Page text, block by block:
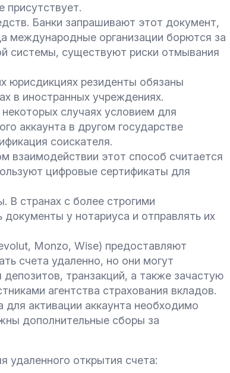
присутствует.
Банки запрашивают этот документ,
международные организации борются за
системы, существуют риски отмывания
юрисдикциях резиденты обязаны
в иностранных учреждениях.
случаях условием для
аккаунта в другом государстве
соискателя.
взаимодействии этот способ считается
цифровые сертификаты для
В странах с более строгими
у нотариуса и отправлять их
Monzo, Wise) предоставляют
счета удаленно, но они могут
транзакций, а также зачастую
агентства страхования вкладов.
активации аккаунта необходимо
дополнительные сборы за
удаленного открытия счета: